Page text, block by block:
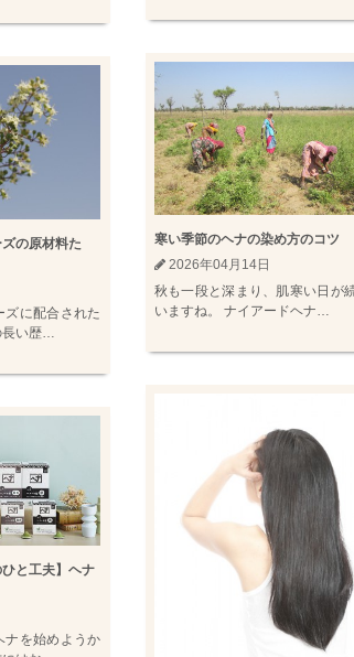
の原材料た
ズに配合された
長い歴…
ひと工夫】ヘナ
ナを始めようか
寒い季節のヘナの染め方のコツ
2026年04月14日
秋も一段と深まり、肌寒い日が
いますね。 ナイアードヘナ…